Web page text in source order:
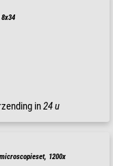
in24 u
1200x